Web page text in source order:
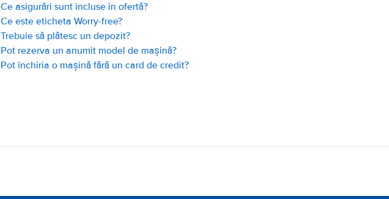
Ce asigurări sunt incluse în ofertă?
Ce este eticheta Worry-free?
Trebuie să plătesc un depozit?
Pot rezerva un anumit model de mașină?
Pot închiria o mașină fără un card de credit?